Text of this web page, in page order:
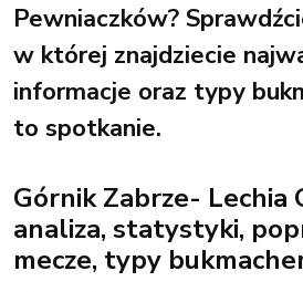
Pewniaczków?
w której znajdziecie
informacje oraz typy
to spotkanie.
Górnik Zabrze- Lechia
analiza, statystyki,
mecze, typy